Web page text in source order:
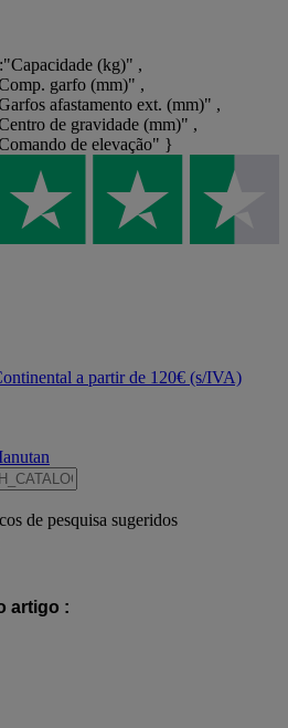
(kg)" ,
garfo (mm)" ,
afastamento ext. (mm)" ,
de gravidade (mm)" ,
de elevação" }
a partir de 120€ (s/IVA)
de pesquisa sugeridos
artigo :